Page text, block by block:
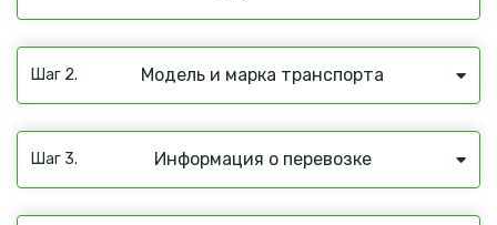
Шаг 2. Модель и марка транспорта
Шаг 3. Информация о перевозке